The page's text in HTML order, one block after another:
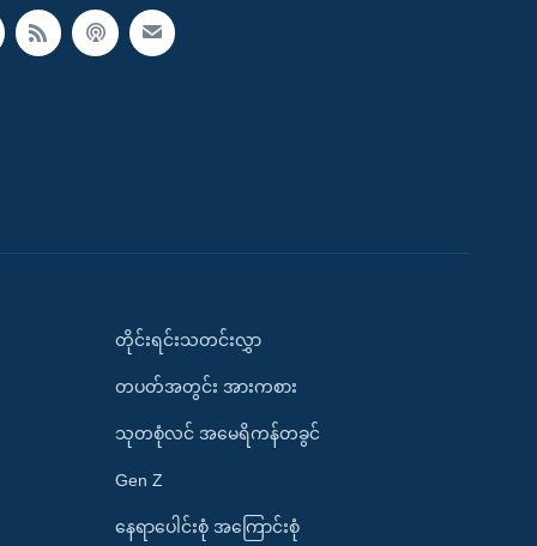
တိုင်းရင်းသတင်းလွှာ
တပတ်အတွင်း အားကစား
သုတစုံလင် အမေရိကန်တခွင်
Gen Z
နေရာပေါင်းစုံ အကြောင်းစုံ